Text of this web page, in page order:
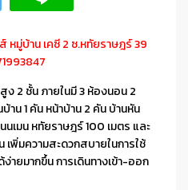
หมู่บ้าน เคซี 2 ซ.หทัยราษฎร์ 39
ง 2 ชั้น ภายในมี 3 ห้องนอน 2
าน 1 คัน หน้าบ้าน 2 คัน บ้านหัน
นเมน หทัยราษฎร์ 100 เมตร และ
พิ่มความสะดวกสบายในการใช้
ยมากขึ้น การเดินทางเข้า-ออก